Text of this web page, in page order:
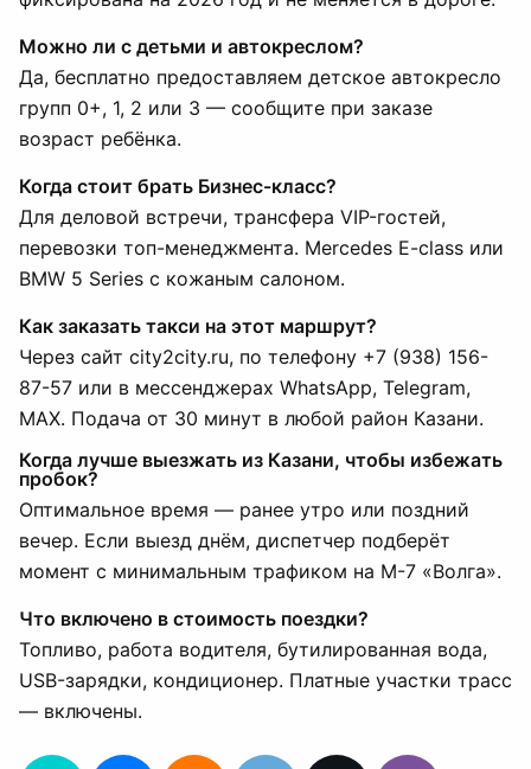
Можно ли с детьми и автокреслом?
Да, бесплатно предоставляем детское автокресло
групп 0+, 1, 2 или 3 — сообщите при заказе
возраст ребёнка.
Когда стоит брать Бизнес-класс?
Для деловой встречи, трансфера VIP-гостей,
перевозки топ-менеджмента. Mercedes E-class или
BMW 5 Series с кожаным салоном.
Как заказать такси на этот маршрут?
Через сайт city2city.ru, по телефону +7 (938) 156-
87-57 или в мессенджерах WhatsApp, Telegram,
MAX. Подача от 30 минут в любой район Казани.
Когда лучше выезжать из Казани, чтобы избежать
пробок?
Оптимальное время — ранее утро или поздний
вечер. Если выезд днём, диспетчер подберёт
момент с минимальным трафиком на М-7 «Волга».
Что включено в стоимость поездки?
Топливо, работа водителя, бутилированная вода,
USB-зарядки, кондиционер. Платные участки трасс
— включены.